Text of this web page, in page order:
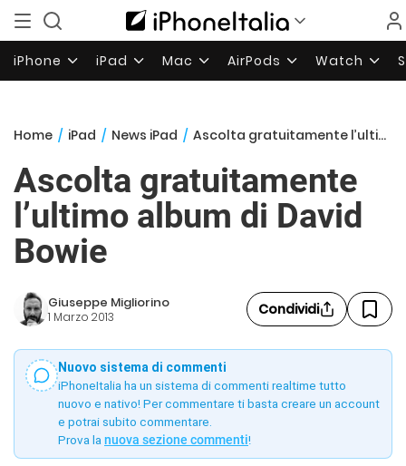
iPhone iPad Mac AirPods Watch
Home / iPad / News iPad / Ascolta gratuitamente l’ultimo album di David Bowie
Ascolta gratuitamente
l’ultimo album di David
Bowie
Giuseppe Migliorino
1 Marzo 2013 Condividi
Nuovo sistema di commenti
iPhoneItalia ha un sistema di commenti realtime tutto
nuovo e nativo! Per commentare ti basta creare un account
e potrai subito commentare.
Prova la nuova sezione commenti!